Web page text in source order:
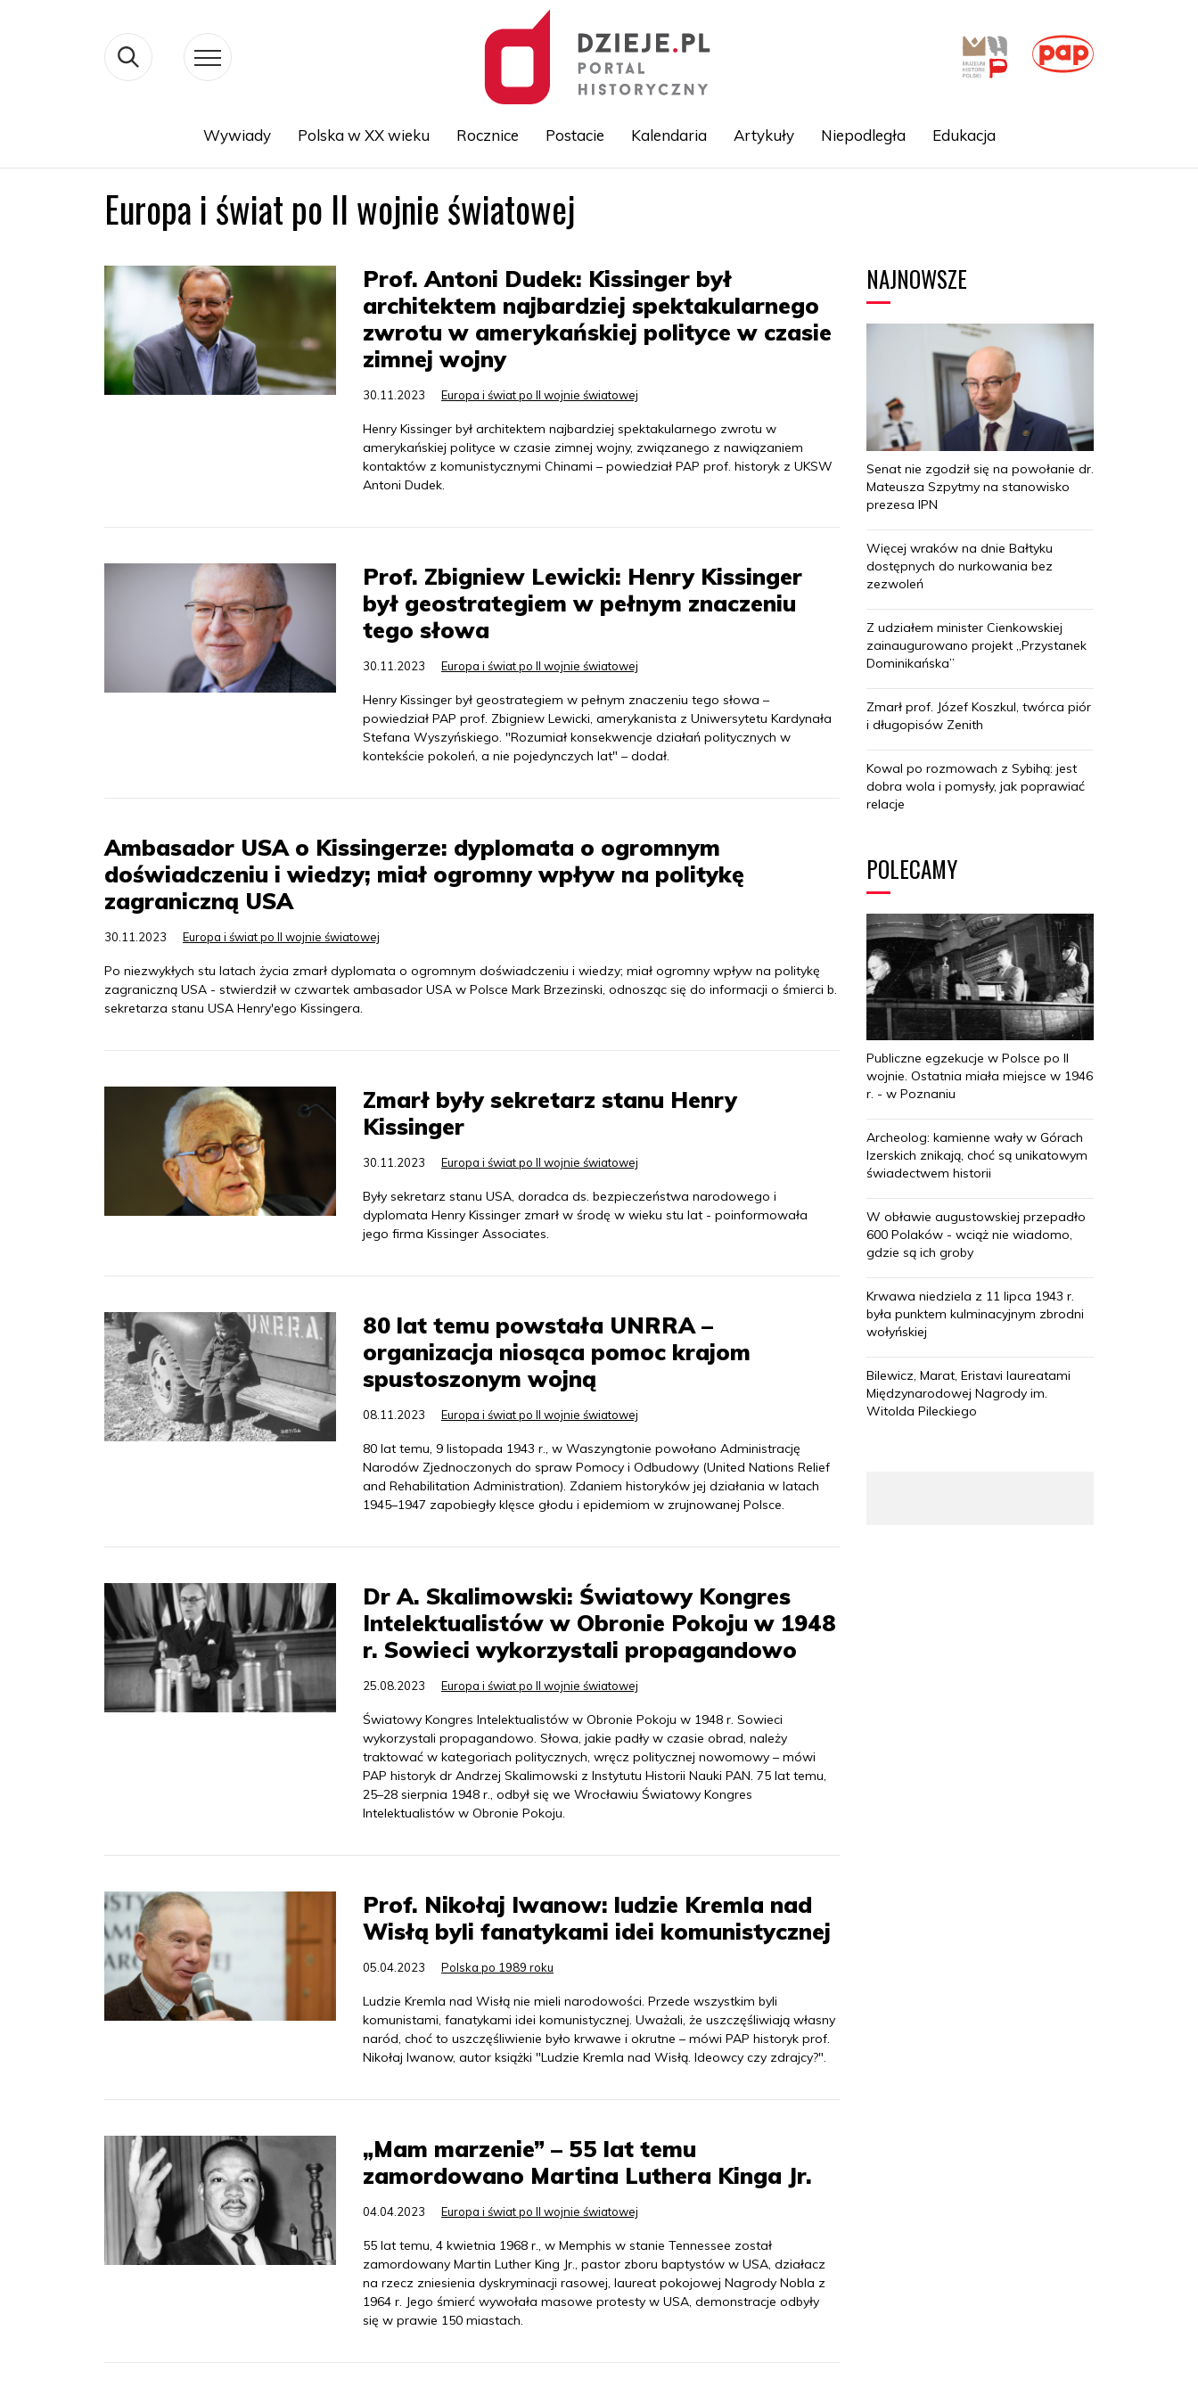
Wywiady Polska w XX wieku Rocznice Postacie Kalendaria Artykuły Niepodległa Edukacja
Europa i świat po II wojnie światowej
Prof. Antoni Dudek: Kissinger był
architektem najbardziej spektakularnego
zwrotu w amerykańskiej polityce w czasie
zimnej wojny
30.11.2023 Europa i świat po II wojnie światowej
Henry Kissinger był architektem najbardziej spektakularnego zwrotu w
amerykańskiej polityce w czasie zimnej wojny, związanego z nawiązaniem
kontaktów z komunistycznymi Chinami – powiedział PAP prof. historyk z UKSW
Antoni Dudek.
Prof. Zbigniew Lewicki: Henry Kissinger
był geostrategiem w pełnym znaczeniu
tego słowa
30.11.2023 Europa i świat po II wojnie światowej
Henry Kissinger był geostrategiem w pełnym znaczeniu tego słowa –
powiedział PAP prof. Zbigniew Lewicki, amerykanista z Uniwersytetu Kardynała
Stefana Wyszyńskiego. "Rozumiał konsekwencje działań politycznych w
kontekście pokoleń, a nie pojedynczych lat" – dodał.
Ambasador USA o Kissingerze: dyplomata o ogromnym
doświadczeniu i wiedzy; miał ogromny wpływ na politykę
zagraniczną USA
30.11.2023 Europa i świat po II wojnie światowej
Po niezwykłych stu latach życia zmarł dyplomata o ogromnym doświadczeniu i wiedzy; miał ogromny wpływ na politykę
zagraniczną USA - stwierdził w czwartek ambasador USA w Polsce Mark Brzezinski, odnosząc się do informacji o śmierci b.
sekretarza stanu USA Henry'ego Kissingera.
Zmarł były sekretarz stanu Henry
Kissinger
30.11.2023 Europa i świat po II wojnie światowej
Były sekretarz stanu USA, doradca ds. bezpieczeństwa narodowego i
dyplomata Henry Kissinger zmarł w środę w wieku stu lat - poinformowała
jego firma Kissinger Associates.
80 lat temu powstała UNRRA –
organizacja niosąca pomoc krajom
spustoszonym wojną
08.11.2023 Europa i świat po II wojnie światowej
80 lat temu, 9 listopada 1943 r., w Waszyngtonie powołano Administrację
Narodów Zjednoczonych do spraw Pomocy i Odbudowy (United Nations Relief
and Rehabilitation Administration). Zdaniem historyków jej działania w latach
1945–1947 zapobiegły klęsce głodu i epidemiom w zrujnowanej Polsce.
Dr A. Skalimowski: Światowy Kongres
Intelektualistów w Obronie Pokoju w 1948
r. Sowieci wykorzystali propagandowo
25.08.2023 Europa i świat po II wojnie światowej
Światowy Kongres Intelektualistów w Obronie Pokoju w 1948 r. Sowieci
wykorzystali propagandowo. Słowa, jakie padły w czasie obrad, należy
traktować w kategoriach politycznych, wręcz politycznej nowomowy – mówi
PAP historyk dr Andrzej Skalimowski z Instytutu Historii Nauki PAN. 75 lat temu,
25–28 sierpnia 1948 r., odbył się we Wrocławiu Światowy Kongres
Intelektualistów w Obronie Pokoju.
Prof. Nikołaj Iwanow: ludzie Kremla nad
Wisłą byli fanatykami idei komunistycznej
05.04.2023 Polska po 1989 roku
Ludzie Kremla nad Wisłą nie mieli narodowości. Przede wszystkim byli
komunistami, fanatykami idei komunistycznej. Uważali, że uszczęśliwiają własny
naród, choć to uszczęśliwienie było krwawe i okrutne – mówi PAP historyk prof.
Nikołaj Iwanow, autor książki "Ludzie Kremla nad Wisłą. Ideowcy czy zdrajcy?".
„Mam marzenie” – 55 lat temu
zamordowano Martina Luthera Kinga Jr.
04.04.2023 Europa i świat po II wojnie światowej
55 lat temu, 4 kwietnia 1968 r., w Memphis w stanie Tennessee został
zamordowany Martin Luther King Jr., pastor zboru baptystów w USA, działacz
na rzecz zniesienia dyskryminacji rasowej, laureat pokojowej Nagrody Nobla z
1964 r. Jego śmierć wywołała masowe protesty w USA, demonstracje odbyły
się w prawie 150 miastach.
NAJNOWSZE
Senat nie zgodził się na powołanie dr.
Mateusza Szpytmy na stanowisko
prezesa IPN
Więcej wraków na dnie Bałtyku
dostępnych do nurkowania bez
zezwoleń
Z udziałem minister Cienkowskiej
zainaugurowano projekt „Przystanek
Dominikańska”
Zmarł prof. Józef Koszkul, twórca piór
i długopisów Zenith
Kowal po rozmowach z Sybihą: jest
dobra wola i pomysły, jak poprawiać
relacje
POLECAMY
Publiczne egzekucje w Polsce po II
wojnie. Ostatnia miała miejsce w 1946
r. - w Poznaniu
Archeolog: kamienne wały w Górach
Izerskich znikają, choć są unikatowym
świadectwem historii
W obławie augustowskiej przepadło
600 Polaków - wciąż nie wiadomo,
gdzie są ich groby
Krwawa niedziela z 11 lipca 1943 r.
była punktem kulminacyjnym zbrodni
wołyńskiej
Bilewicz, Marat, Eristavi laureatami
Międzynarodowej Nagrody im.
Witolda Pileckiego